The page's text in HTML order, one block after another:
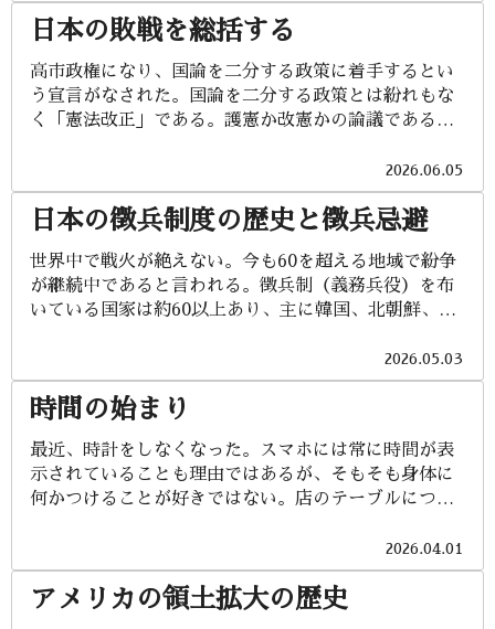
決断をした。 生活習慣病という名も不思議な感じだ
が、生活習慣が会社員時代と今のセミリタイアの生活
とでは全く違っている。会社員時代は、仕事上の外部
との付き合いであるとか、社内の懇親を意図した飲み
会であるとか、仕事上のストレスを発散するための飲
酒であるとか、それが高じて、飲まないと一日が終わ
とに尽きる。世界で核兵器を保有していることが確実
または公式に認められているのは、アメリカ、ロシ
ン、イスラエル、北朝鮮の9カ国である。第二次世界大
戦の戦勝国であり、国連安全保障理事会の常任理事国
である米露英仏中は1970年発効の核兵器不拡散条約
国」である。インド以下の国々はNPT非批准または脱
退し核兵器を開発し核実験を行って実戦配備されてい
る。インドは中国とパキスタンに対する抑止力とし
有している。北朝鮮は自国の保全のためにアメリカと
韓国に抗して保有している。イスラエルは公式には核
保有を否定も肯定もしていないが、ホロコーストの歴
日本の敗戦を総括する
高市政権になり、国論を二分する政策に着手するとい
う宣言がなされた。国論を二分する政策とは紛れもな
く「憲法改正」である。護憲か改憲かの論議であると
に関連して「安全保障」の問題、端的に言えば「非核
三原則」（1967年に佐藤栄作首相が国会で表明した日
本の「核兵器を持たず、作らず、持ち込ませず」とい
の領土と国民の生命と安全を守るかということであ
る。また、皇室を安定的に維持するための皇室典範改
正も重要な案件で、憲法における天皇の位置づけや国
して取り組むためには、太平洋戦争における日本の敗
戦を総括する必要がある。それがなされていないため
に「国論を二分する」政策になっていると私は考える
からである。 16世紀に始まる「大航海時代」は、貴金
属（金・銀）の略奪や、香辛料などの交易独占を目的
として開花した。その後、産業革命を契機として母国
の工業製品を売る「市場」と、安価な原料（農産物や
2026.06.05
日本の徴兵制度の歴史と徴兵忌避
世界中で戦火が絶えない。今も60を超える地域で紛争
が継続中であると言われる。徴兵制（義務兵役）を布
いている国家は約60以上あり、主に韓国、北朝鮮、ロ
ーク、ノルウェー、フィンランド）、台湾、トルコな
どで実施されている。イスラエルや北朝鮮、スウェー
デンなどは女性も徴兵対象となる国である。永世中立
布いている。ロシアの脅威やウクライナ情勢などを受
け、フランスなど徴兵制を廃止していた国が復活する
動きすらある。 日本に徴兵制度が布かれたのは、1873
たのは、終戦の1945年（昭和20年）11月のことであ
る。 日本徴兵制度の最初の提唱者は靖国神社に銅像が
建立されている大村益次郎と言われているが、大村は
2026.05.03
時間の始まり
最近、時計をしなくなった。スマホには常に時間が表
示されていることも理由ではあるが、そもそも身体に
何かつけることが好きではない。店のテーブルにつけ
事が終われば、また時計をはめるが、シャツの裾に触
れて擦れてしまうことがとても気にいらない。 会社勤
めをしているときは、時間に追われるようにスケジュ
2026.04.01
アメリカの領土拡大の歴史